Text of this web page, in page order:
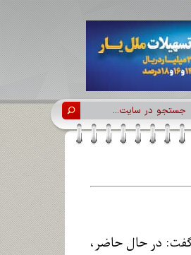
گفت: در حال حاضر،